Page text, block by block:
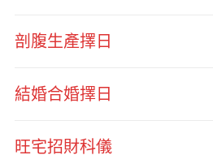
剖腹生產擇日
結婚合婚擇日
旺宅招財科儀